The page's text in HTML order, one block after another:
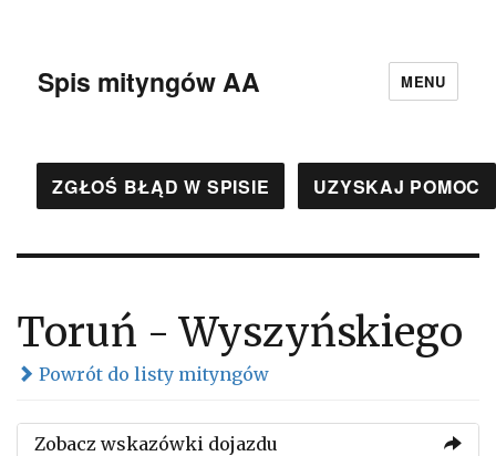
Spis mityngów AA MENU
ZGŁOŚ BŁĄD W SPISIE UZYSKAJ POMOC
Toruń - Wyszyńskiego
Powrót do listy mityngów
Zobacz wskazówki dojazdu